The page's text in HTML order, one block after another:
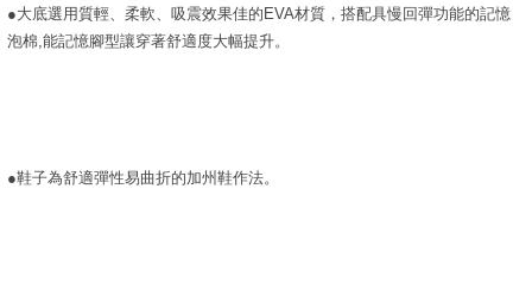
●大底選用質輕、柔軟、吸震效果佳的EVA材質，搭配具慢回彈功能的記憶
泡棉,能記憶腳型讓穿著舒適度大幅提升。
●鞋子為舒適彈性易曲折的加州鞋作法。